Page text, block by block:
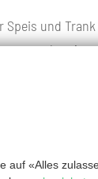
auf «Alles
Speis und
uns schon